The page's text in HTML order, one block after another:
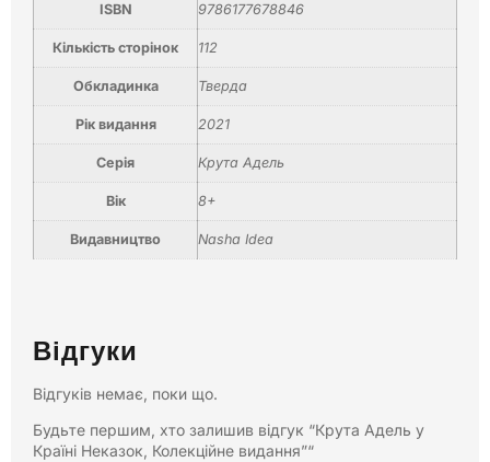
ISBN 9786177678846
Кількість сторінок 112
Обкладинка Тверда
Рік видання 2021
Серія Крута Адель
Вік 8+
Видавництво Nasha Idea
Відгуки
Відгуків немає, поки що.
Будьте першим, хто залишив відгук “Крута Адель у
Країні Неказок, Колекційне видання”“